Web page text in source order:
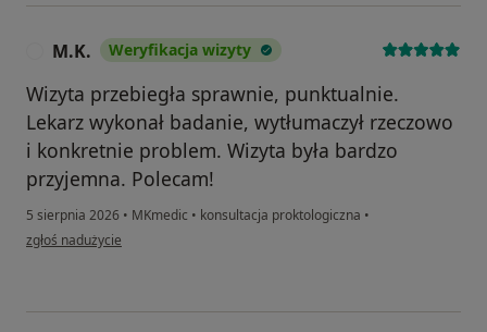
M.K. Weryfikacja wizyty
Wizyta przebiegła sprawnie, punktualnie.
Lekarz wykonał badanie, wytłumaczył rzeczowo
i konkretnie problem. Wizyta była bardzo
przyjemna. Polecam!
5 sierpnia 2026 • MKmedic • konsultacja proktologiczna •
w opinii użytkownika M.K.
zgłoś nadużycie